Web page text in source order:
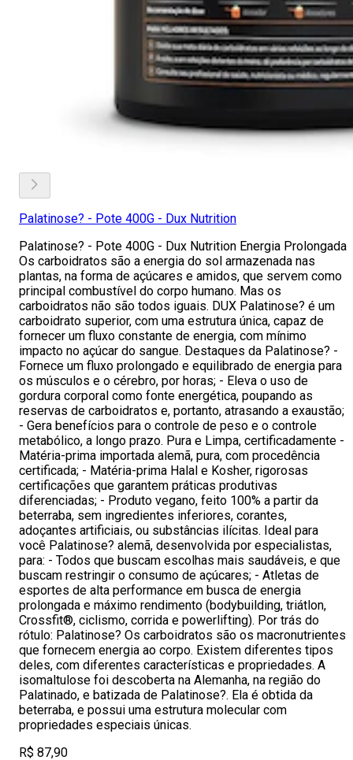
Palatinose? - Pote 400G - Dux Nutrition
Palatinose? - Pote 400G - Dux Nutrition Energia Prolongada
Os carboidratos são a energia do sol armazenada nas
plantas, na forma de açúcares e amidos, que servem como
principal combustível do corpo humano. Mas os
carboidratos não são todos iguais. DUX Palatinose? é um
carboidrato superior, com uma estrutura única, capaz de
fornecer um fluxo constante de energia, com mínimo
impacto no açúcar do sangue. Destaques da Palatinose? -
Fornece um fluxo prolongado e equilibrado de energia para
os músculos e o cérebro, por horas; - Eleva o uso de
gordura corporal como fonte energética, poupando as
reservas de carboidratos e, portanto, atrasando a exaustão;
- Gera benefícios para o controle de peso e o controle
metabólico, a longo prazo. Pura e Limpa, certificadamente -
Matéria-prima importada alemã, pura, com procedência
certificada; - Matéria-prima Halal e Kosher, rigorosas
certificações que garantem práticas produtivas
diferenciadas; - Produto vegano, feito 100% a partir da
beterraba, sem ingredientes inferiores, corantes,
adoçantes artificiais, ou substâncias ilícitas. Ideal para
você Palatinose? alemã, desenvolvida por especialistas,
para: - Todos que buscam escolhas mais saudáveis, e que
buscam restringir o consumo de açúcares; - Atletas de
esportes de alta performance em busca de energia
prolongada e máximo rendimento (bodybuilding, triátlon,
Crossfit®, ciclismo, corrida e powerlifting). Por trás do
rótulo: Palatinose? Os carboidratos são os macronutrientes
que fornecem energia ao corpo. Existem diferentes tipos
deles, com diferentes características e propriedades. A
isomaltulose foi descoberta na Alemanha, na região do
Palatinado, e batizada de Palatinose?. Ela é obtida da
beterraba, e possui uma estrutura molecular com
propriedades especiais únicas.
R$ 87,90